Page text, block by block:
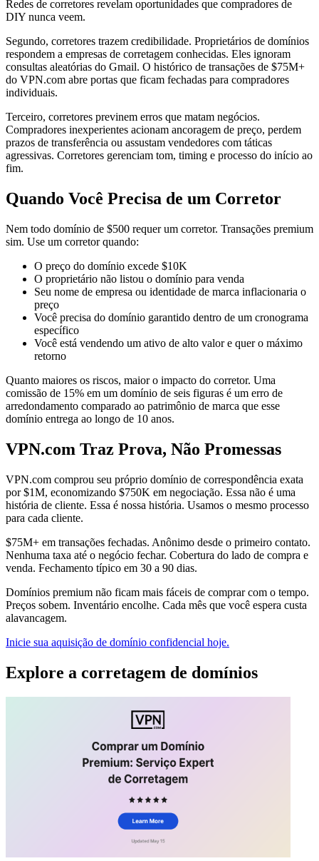
Redes de corretores revelam oportunidades que compradores de
DIY nunca veem.
Segundo, corretores trazem credibilidade. Proprietários de domínios
respondem a empresas de corretagem conhecidas. Eles ignoram
consultas aleatórias do Gmail. O histórico de transações de $75M+
do VPN.com abre portas que ficam fechadas para compradores
individuais.
Terceiro, corretores previnem erros que matam negócios.
Compradores inexperientes acionam ancoragem de preço, perdem
prazos de transferência ou assustam vendedores com táticas
agressivas. Corretores gerenciam tom, timing e processo do início ao
fim.
Quando Você Precisa de um Corretor
Nem todo domínio de $500 requer um corretor. Transações premium
sim. Use um corretor quando:
O preço do domínio excede $10K
O proprietário não listou o domínio para venda
Seu nome de empresa ou identidade de marca inflacionaria o
preço
Você precisa do domínio garantido dentro de um cronograma
específico
Você está vendendo um ativo de alto valor e quer o máximo
retorno
Quanto maiores os riscos, maior o impacto do corretor. Uma
comissão de 15% em um domínio de seis figuras é um erro de
arredondamento comparado ao patrimônio de marca que esse
domínio entrega ao longo de 10 anos.
VPN.com Traz Prova, Não Promessas
VPN.com comprou seu próprio domínio de correspondência exata
por $1M, economizando $750K em negociação. Essa não é uma
história de cliente. Essa é nossa história. Usamos o mesmo processo
para cada cliente.
$75M+ em transações fechadas. Anônimo desde o primeiro contato.
Nenhuma taxa até o negócio fechar. Cobertura do lado de compra e
venda. Fechamento típico em 30 a 90 dias.
Domínios premium não ficam mais fáceis de comprar com o tempo.
Preços sobem. Inventário encolhe. Cada mês que você espera custa
alavancagem.
Inicie sua aquisição de domínio confidencial hoje.
Explore a corretagem de domínios